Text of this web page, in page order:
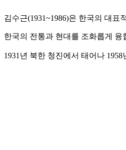
김수근(1931~1986)은 한국의 대표
한국의 전통과 현대를 조화롭게
1931년 북한 청진에서 태어나